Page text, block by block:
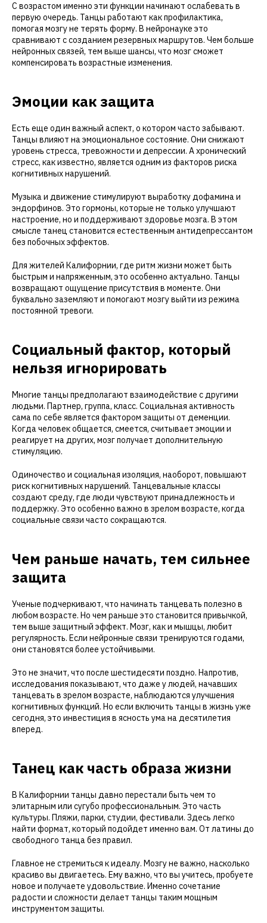
С возрастом именно эти функции начинают ослабевать в
первую очередь. Танцы работают как профилактика,
помогая мозгу не терять форму. В нейронауке это
сравнивают с созданием резервных маршрутов. Чем больше
нейронных связей, тем выше шансы, что мозг сможет
компенсировать возрастные изменения.
Эмоции как защита
Есть еще один важный аспект, о котором часто забывают.
Танцы влияют на эмоциональное состояние. Они снижают
уровень стресса, тревожности и депрессии. А хронический
стресс, как известно, является одним из факторов риска
когнитивных нарушений.
Музыка и движение стимулируют выработку дофамина и
эндорфинов. Это гормоны, которые не только улучшают
настроение, но и поддерживают здоровье мозга. В этом
смысле танец становится естественным антидепрессантом
без побочных эффектов.
Для жителей Калифорнии, где ритм жизни может быть
быстрым и напряженным, это особенно актуально. Танцы
возвращают ощущение присутствия в моменте. Они
буквально заземляют и помогают мозгу выйти из режима
постоянной тревоги.
Социальный фактор, который
нельзя игнорировать
Многие танцы предполагают взаимодействие с другими
людьми. Партнер, группа, класс. Социальная активность
сама по себе является фактором защиты от деменции.
Когда человек общается, смеется, считывает эмоции и
реагирует на других, мозг получает дополнительную
стимуляцию.
Одиночество и социальная изоляция, наоборот, повышают
риск когнитивных нарушений. Танцевальные классы
создают среду, где люди чувствуют принадлежность и
поддержку. Это особенно важно в зрелом возрасте, когда
социальные связи часто сокращаются.
Чем раньше начать, тем сильнее
защита
Ученые подчеркивают, что начинать танцевать полезно в
любом возрасте. Но чем раньше это становится привычкой,
тем выше защитный эффект. Мозг, как и мышцы, любит
регулярность. Если нейронные связи тренируются годами,
они становятся более устойчивыми.
Это не значит, что после шестидесяти поздно. Напротив,
исследования показывают, что даже у людей, начавших
танцевать в зрелом возрасте, наблюдаются улучшения
когнитивных функций. Но если включить танцы в жизнь уже
сегодня, это инвестиция в ясность ума на десятилетия
вперед.
Танец как часть образа жизни
В Калифорнии танцы давно перестали быть чем то
элитарным или сугубо профессиональным. Это часть
культуры. Пляжи, парки, студии, фестивали. Здесь легко
найти формат, который подойдет именно вам. От латины до
свободного танца без правил.
Главное не стремиться к идеалу. Мозгу не важно, насколько
красиво вы двигаетесь. Ему важно, что вы учитесь, пробуете
новое и получаете удовольствие. Именно сочетание
радости и сложности делает танцы таким мощным
инструментом защиты.